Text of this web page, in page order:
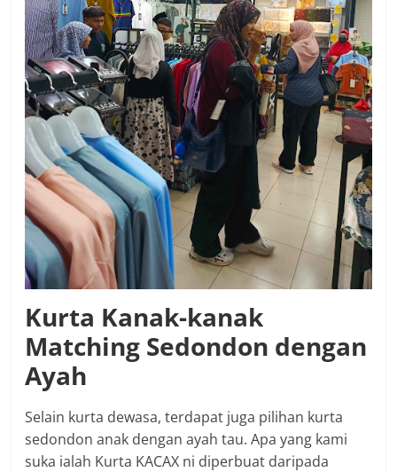
Kurta Kanak-kanak
Matching Sedondon dengan
Ayah
Selain kurta dewasa, terdapat juga pilihan kurta
sedondon anak dengan ayah tau. Apa yang kami
suka ialah Kurta KACAX ni diperbuat daripada